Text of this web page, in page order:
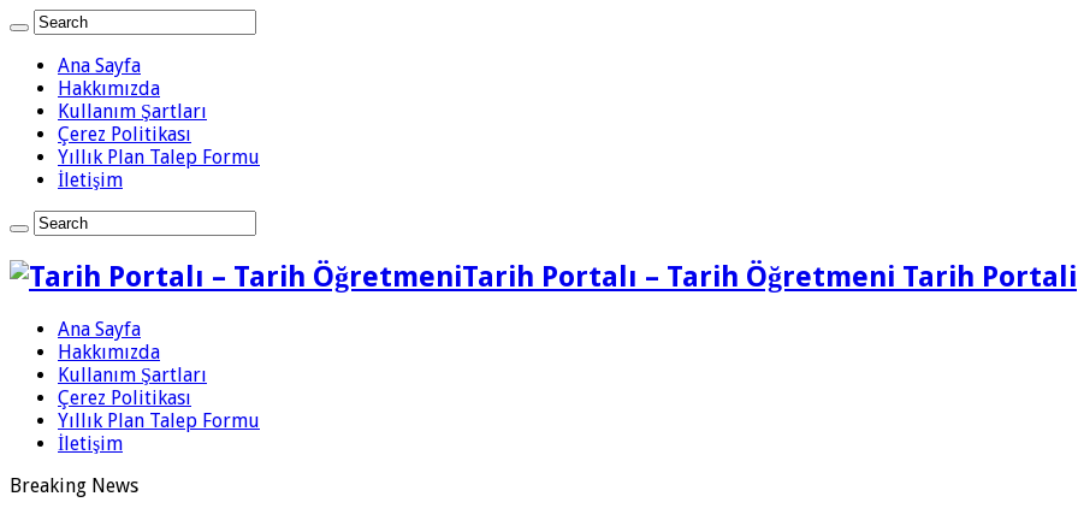
Ana Sayfa
Hakkımızda
Kullanım Şartları
Çerez Politikası
Yıllık Plan Talep Formu
İletişim
Tarih Portalı – Tarih Öğretmeni Tarih Portali
Ana Sayfa
Hakkımızda
Kullanım Şartları
Çerez Politikası
Yıllık Plan Talep Formu
İletişim
Breaking News